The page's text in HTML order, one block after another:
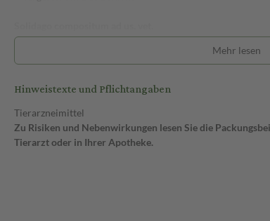
Bei den Solidago compositum ad us. vet. Ampullen
Solidago compositum ad us. vet., Flüssige Verdünnung zur
Heel GmbH, 76532 Baden-Baden
Ubichinon compositum ad us. vet.
Mehr lesen
Hinweistexte und Pflichtangaben
Tierarzneimittel
Zu Risiken und Nebenwirkungen lesen Sie die
Tierarzt oder in Ihrer Apotheke.
Tierprodukt